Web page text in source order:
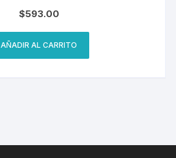
$593.00
AÑADIR AL CARRITO